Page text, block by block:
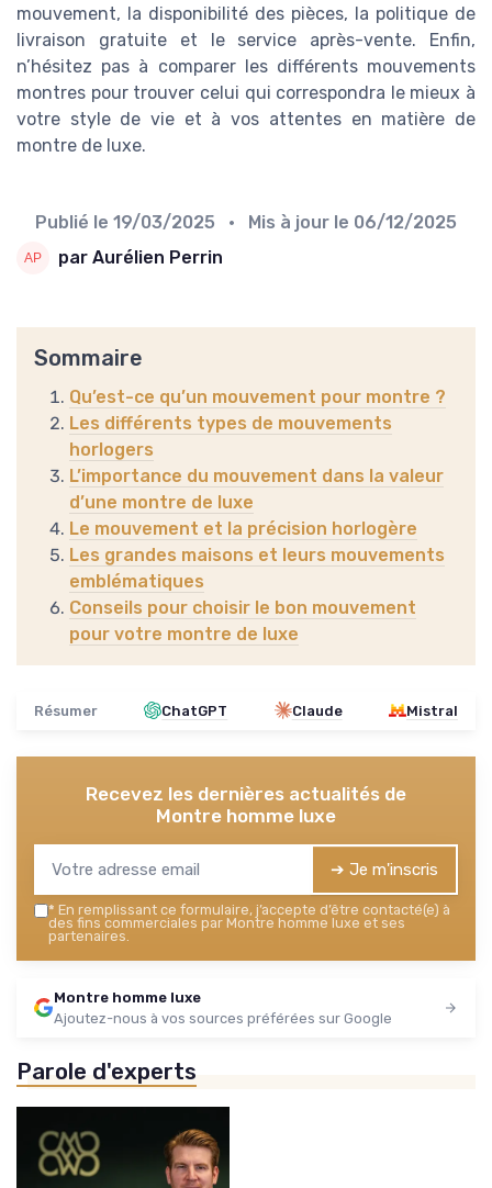
mouvement, la disponibilité des pièces, la politique de
livraison gratuite et le service après-vente. Enfin,
n’hésitez pas à comparer les différents mouvements
montres pour trouver celui qui correspondra le mieux à
votre style de vie et à vos attentes en matière de
montre de luxe.
Publié le 19/03/2025 • Mis à jour le 06/12/2025
par Aurélien Perrin
Sommaire
Qu’est-ce qu’un mouvement pour montre ?
Les différents types de mouvements
horlogers
L’importance du mouvement dans la valeur
d’une montre de luxe
Le mouvement et la précision horlogère
Les grandes maisons et leurs mouvements
emblématiques
Conseils pour choisir le bon mouvement
pour votre montre de luxe
Résumer ChatGPT Claude Mistral
Recevez les dernières actualités de
Montre homme luxe
➔ Je m'inscris
* En remplissant ce formulaire, j’accepte d’être contacté(e) à
des fins commerciales par Montre homme luxe et ses
partenaires.
Montre homme luxe
Ajoutez-nous à vos sources préférées sur Google
Parole d'experts